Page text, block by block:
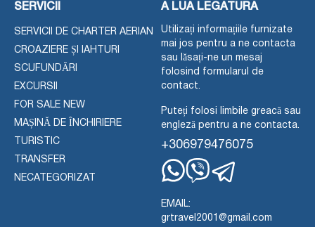
SERVICII
SERVICII DE CHARTER AERIAN
CROAZIERE ȘI IAHTURI
SCUFUNDĂRI
EXCURSII
FOR SALE NEW
MAȘINĂ DE ÎNCHIRIERE
TURISTIC
TRANSFER
NECATEGORIZAT
A LUA LEGATURA
Utilizați informațiile furnizate
mai jos pentru a ne contacta
sau lăsați-ne un mesaj
folosind formularul de
contact.
Puteți folosi limbile greacă sau
engleză pentru a ne contacta.
+306979476075
EMAIL:
grtravel2001@gmail.com